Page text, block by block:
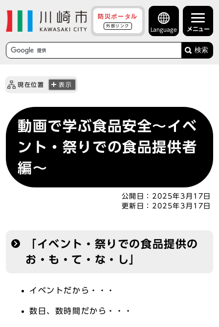
防災ポータル
外部リンク
Language メニュー
検索
現在位置 表示
動画で学ぶ食品安全～イベ
ント・祭りでの食品提供者
編～
公開日： 2025年3月17日
更新日： 2025年3月17日
「イベント・祭りでの食品提供の
お・も・て・な・し」
イベントだから・・・
数日、数時間だから・・・